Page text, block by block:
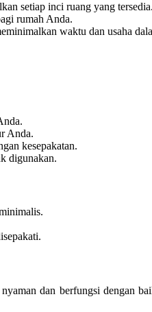
setiap inci ruang yang tersedia.
rumah Anda.
waktu dan usaha
Anda.
kesepakatan.
digunakan.
dan berfungsi dengan